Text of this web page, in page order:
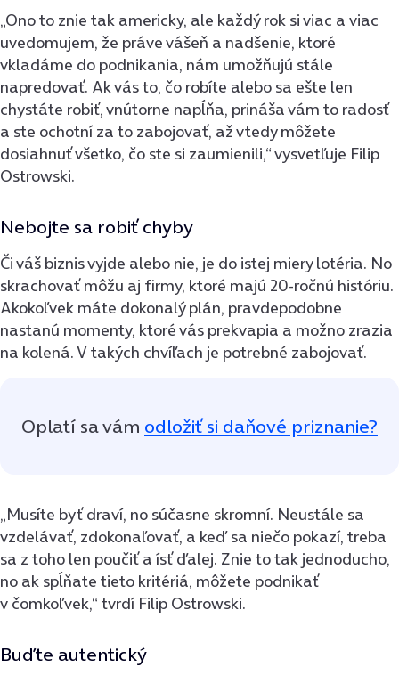
„Ono to znie tak americky, ale každý rok si viac a viac
uvedomujem, že práve vášeň a nadšenie, ktoré
vkladáme do podnikania, nám umožňujú stále
napredovať. Ak vás to, čo robíte alebo sa ešte len
chystáte robiť, vnútorne napĺňa, prináša vám to radosť
a ste ochotní za to zabojovať, až vtedy môžete
dosiahnuť všetko, čo ste si zaumienili,“ vysvetľuje Filip
Ostrowski.
Nebojte sa robiť chyby
Či váš biznis vyjde alebo nie, je do istej miery lotéria. No
skrachovať môžu aj firmy, ktoré majú 20-ročnú históriu.
Akokoľvek máte dokonalý plán, pravdepodobne
nastanú momenty, ktoré vás prekvapia a možno zrazia
na kolená. V takých chvíľach je potrebné zabojovať.
Oplatí sa vám odložiť si daňové priznanie?
„Musíte byť draví, no súčasne skromní. Neustále sa
vzdelávať, zdokonaľovať, a keď sa niečo pokazí, treba
sa z toho len poučiť a ísť ďalej. Znie to tak jednoducho,
no ak spĺňate tieto kritériá, môžete podnikať
v čomkoľvek,“ tvrdí Filip Ostrowski.
Buďte autentický